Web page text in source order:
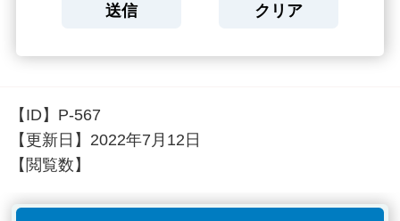
【ID】 P-567
【更新日】 2022年7月12日
【閲覧数】